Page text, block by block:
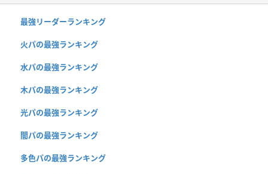
最強リーダーランキング
火パの最強ランキング
水パの最強ランキング
木パの最強ランキング
光パの最強ランキング
闇パの最強ランキング
多色パの最強ランキング